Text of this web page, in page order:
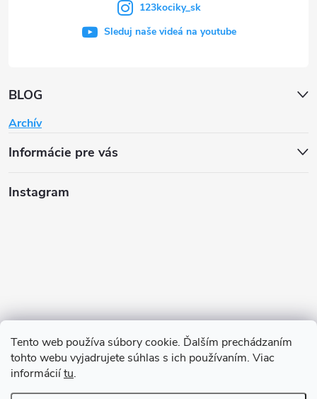
Tento web používa súbory cookie. Ďalším prechádzaním
tohto webu vyjadrujete súhlas s ich používaním. Viac
informáciítu.
BLOG
Archív
Informácie pre vás
123kociky_sk
Sleduj naše videá na youtube
Instagram
Sledovať na Instagrame